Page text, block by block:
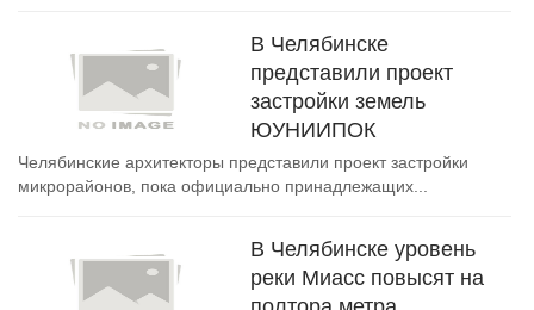
В Челябинске
представили проект
застройки земель
ЮУНИИПОК
Челябинские архитекторы представили проект застройки
микрорайонов, пока официально принадлежащих...
В Челябинске уровень
реки Миасс повысят на